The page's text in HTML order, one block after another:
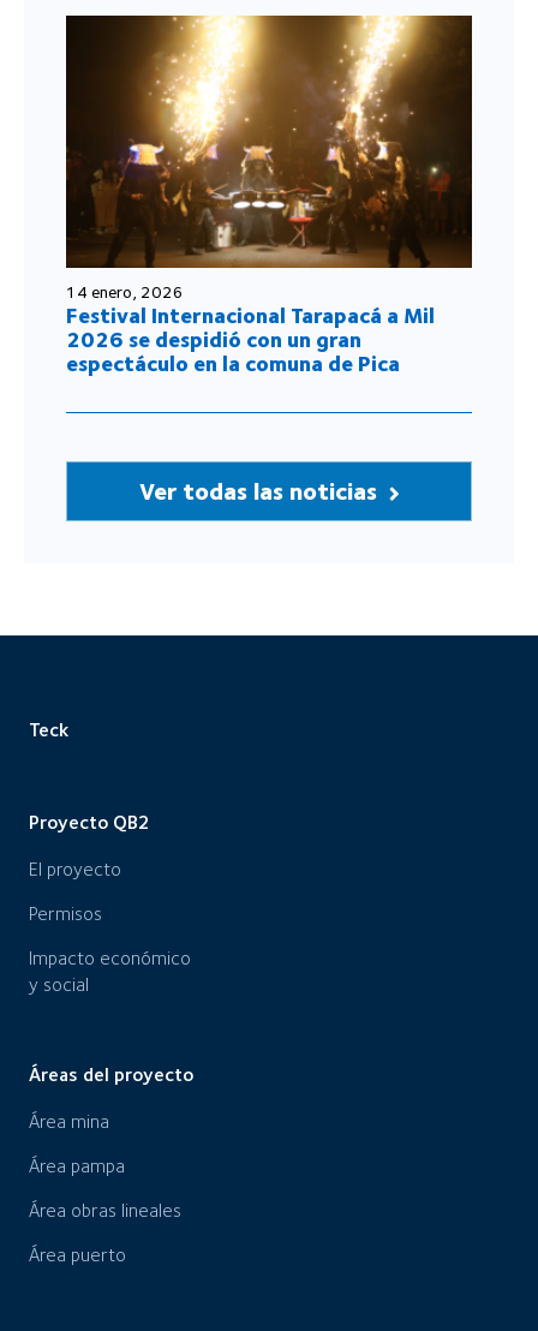
14 enero, 2026
Festival Internacional Tarapacá a Mil
2026 se despidió con un gran
espectáculo en la comuna de Pica
Ver todas las noticias
Teck
Proyecto QB2
El proyecto
Permisos
Impacto económico
y social
Áreas del proyecto
Área mina
Área pampa
Área obras lineales
Área puerto